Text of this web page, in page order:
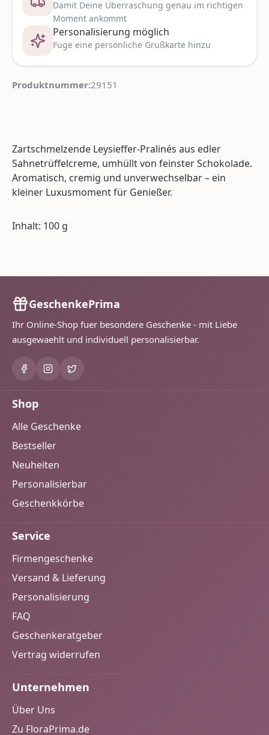
Damit Deine Überraschung genau im richtigen
Moment ankommt
Personalisierung möglich
Füge eine persönliche Grußkarte hinzu
Produktnummer:29151
Zartschmelzende Leysieffer-Pralinés aus edler
Sahnetrüffelcreme, umhüllt von feinster Schokolade.
Aromatisch, cremig und unverwechselbar – ein
kleiner Luxusmoment für Genießer.
Inhalt: 100 g
GeschenkePrima
Ihr Online-Shop fuer besondere Geschenke - mit Liebe
ausgewaehlt und individuell personalisierbar.
Shop
Alle Geschenke
Bestseller
Neuheiten
Personalisierbar
Geschenkkörbe
Service
Firmengeschenke
Versand & Lieferung
Personalisierung
FAQ
Geschenkeratgeber
Vertrag widerrufen
Unternehmen
Über Uns
Zu FloraPrima.de